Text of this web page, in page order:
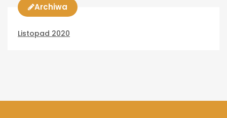
Archiwa
Listopad 2020